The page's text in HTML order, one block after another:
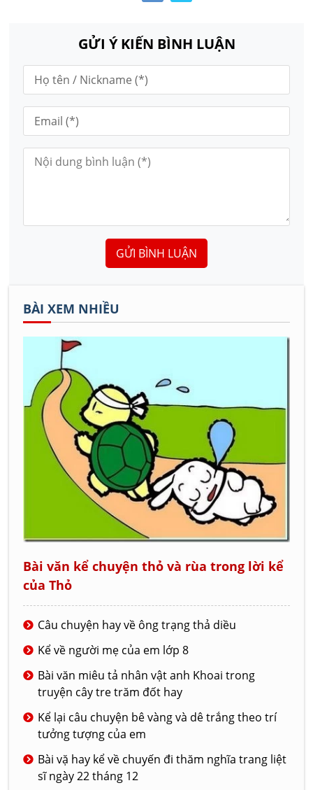
GỬI Ý KIẾN BÌNH LUẬN
GỬI BÌNH LUẬN
BÀI XEM NHIỀU
Bài văn kể chuyện thỏ và rùa trong lời kể
của Thỏ
Câu chuyện hay về ông trạng thả diều
Kể về người mẹ của em lớp 8
Bài văn miêu tả nhân vật anh Khoai trong
truyện cây tre trăm đốt hay
Kể lại câu chuyện bê vàng và dê trắng theo trí
tưởng tượng của em
Bài vặ hay kể về chuyến đi thăm nghĩa trang liệt
sĩ ngày 22 tháng 12